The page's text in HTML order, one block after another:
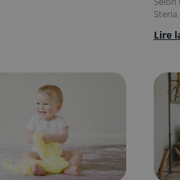
Lire